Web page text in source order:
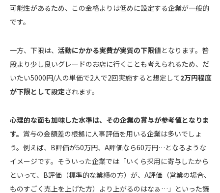
可能性があるため、この金格よりは低めに設定する企業が一般的
です。
一方、下限は、 活動にかかる実費が実質の下限値となります。普
段より少し良いグレードのお店に行くことも考えられるため、だ
いたい5000円/人の単価で2人で2回実施すると想定して2万円程度
が下限として設定されます。
心理的な面も加味した水準は、その企業の賞与が参考値となりま
す。 賞与の金額差の根拠に人事評価を用いる企業は多いでしょ
う。例えば、B評価が50万円、A評価なら60万円…となるような
イメージです。そういった企業では「いくら採用に寄与したから
といって、B評価（標準的な業績の方）が、A評価（営業の場合、
ものすごく売上を上げた方）より上がるのはなぁ…」といった議